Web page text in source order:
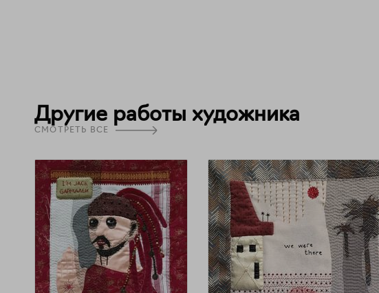
Другие работы художника
СМОТРЕТЬ ВСЕ